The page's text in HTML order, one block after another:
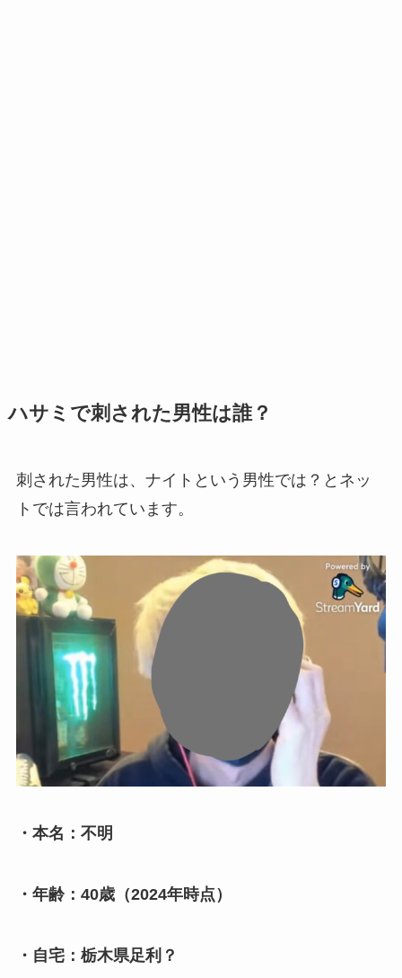
ハサミで刺された男性は誰？
刺された男性は、ナイトという男性では？とネッ
トでは言われています。
・本名：不明
・年齢：40歳（2024年時点）
・自宅：栃木県足利？